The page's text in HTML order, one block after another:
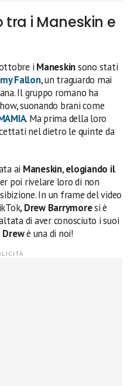
tra i Maneskin e
i Maneskinsono stati
Fallon, un traguardo mai
Il gruppo romano ha
suonando brani come
. Ma prima della loro
nel dietro le quinte da
ai Maneskin,elogiando il
poi rivelare loro di non
In un frame del video
Drew Barrymoresi è
di aver conosciuto i suoi
Drewè una di noi!